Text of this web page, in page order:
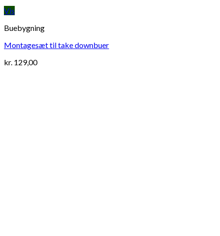
Vis
Buebygning
Montagesæt til take downbuer
kr. 129,00